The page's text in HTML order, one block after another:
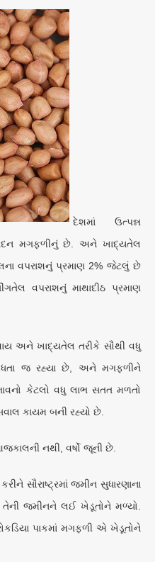
દેશમાં ઉત્પન્ન
મગફળીનું છે. અને ખાદ્યતેલ
વપરાશનું પ્રમાણ 2% જેટલું છે
વપરાશનું માથાદીઠ પ્રમાણ
અને ખાદ્યતેલ તરીકે સૌથી વધુ
જ રહ્યા છે, અને મગફળીને
કેટલો વધુ લાભ સતત મળતો
કાયમ બની રહ્યો છે.
નથી, વર્ષો જૂની છે.
સૌરાષ્ટ્રમાં જમીન સુધારણાના
તેની જમીનને લઈ ખેડૂતોને મળ્યો.
પાકમાં મગફળી એ ખેડૂતોને